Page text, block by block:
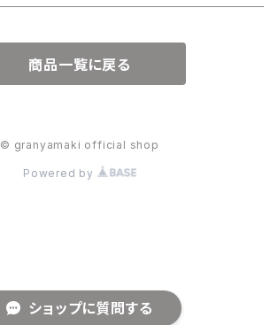
ショップに質問する
商品一覧に戻る
© granyamaki official shop
Powered by